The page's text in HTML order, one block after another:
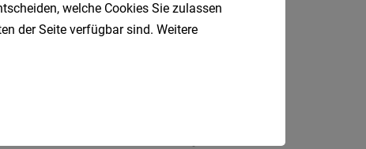
welche Cookies Sie zulassen
der Seite verfügbar sind. Weitere